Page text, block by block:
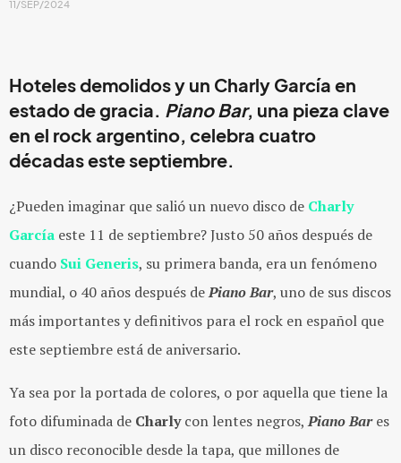
11/SEP/2024
Hoteles demolidos y un Charly García en
estado de gracia. Piano Bar, una pieza clave
en el rock argentino, celebra cuatro
décadas este septiembre.
¿Pueden imaginar que salió un nuevo disco de Charly
García este 11 de septiembre? Justo 50 años después de
cuando Sui Generis, su primera banda, era un fenómeno
mundial, o 40 años después dePiano Bar, uno de sus discos
más importantes y definitivos para el rock en español que
este septiembre está de aniversario.
Ya sea por la portada de colores, o por aquella que tiene la
foto difuminada de Charlycon lentes negros,Piano Bares
un disco reconocible desde la tapa, que millones de